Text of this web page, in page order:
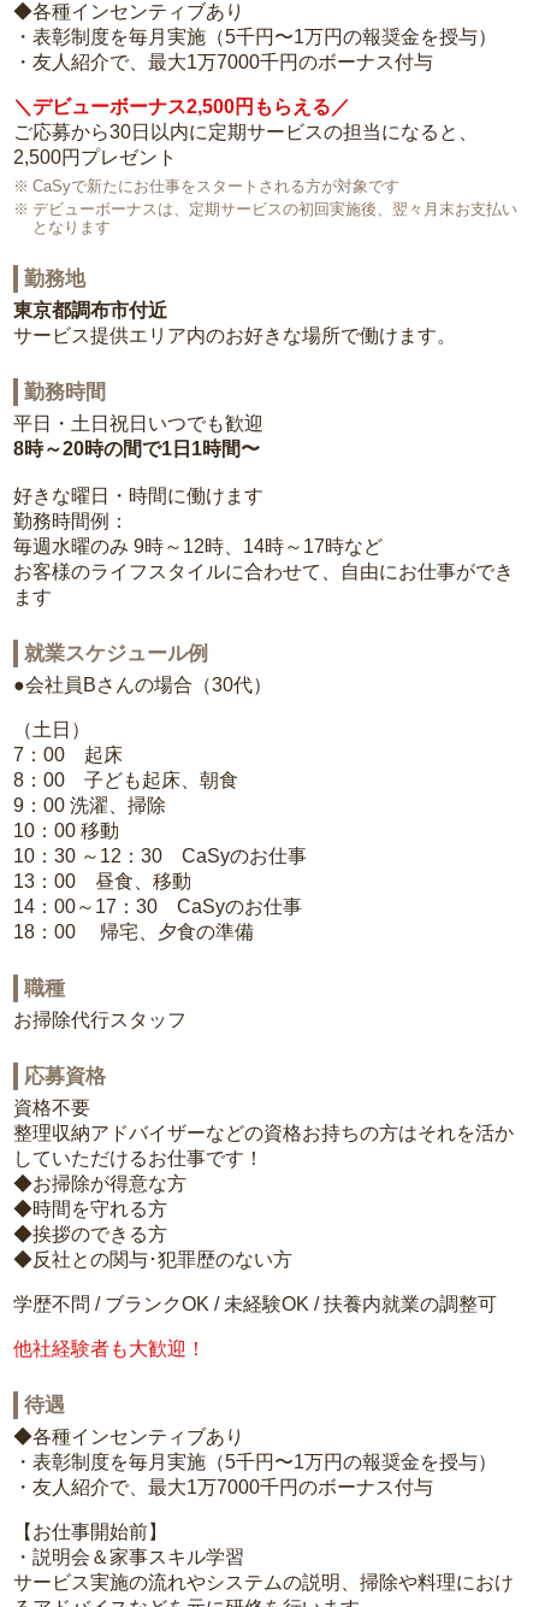
◆各種インセンティブあり
・表彰制度を毎月実施（5千円〜1万円の報奨金を授与）
・友人紹介で、最大1万7000千円のボーナス付与
＼デビューボーナス2,500円もらえる／
ご応募から30日以内に定期サービスの担当になると、
2,500円プレゼント
CaSyで新たにお仕事をスタートされる方が対象です
デビューボーナスは、定期サービスの初回実施後、翌々月末お支払い
となります
勤務地
東京都調布市付近
サービス提供エリア内のお好きな場所で働けます。
勤務時間
平日・土日祝日いつでも歓迎
8時～20時の間で1日1時間〜
好きな曜日・時間に働けます
勤務時間例：
毎週水曜のみ 9時～12時、14時～17時など
お客様のライフスタイルに合わせて、自由にお仕事ができ
ます
就業スケジュール例
●会社員Bさんの場合（30代）
（土日）
7：00 起床
8：00 子ども起床、朝食
9：00 洗濯、掃除
10：00 移動
10：30 ～12：30 CaSyのお仕事
13：00 昼食、移動
14：00～17：30 CaSyのお仕事
18：00 帰宅、夕食の準備
職種
お掃除代行スタッフ
応募資格
資格不要
整理収納アドバイザーなどの資格お持ちの方はそれを活か
していただけるお仕事です！
◆お掃除が得意な方
◆時間を守れる方
◆挨拶のできる方
◆反社との関与･犯罪歴のない方
学歴不問 / ブランクOK / 未経験OK / 扶養内就業の調整可
他社経験者も大歓迎！
待遇
◆各種インセンティブあり
・表彰制度を毎月実施（5千円〜1万円の報奨金を授与）
・友人紹介で、最大1万7000千円のボーナス付与
【お仕事開始前】
・説明会＆家事スキル学習
サービス実施の流れやシステムの説明、掃除や料理におけ